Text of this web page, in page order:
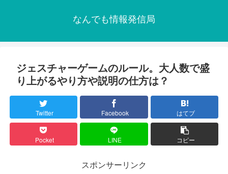
なんでも情報発信局
ジェスチャーゲームのルール。大人数で盛
り上がるやり方や説明の仕方は？
Twitter Facebook はてブ
Pocket LINE コピー
スポンサーリンク